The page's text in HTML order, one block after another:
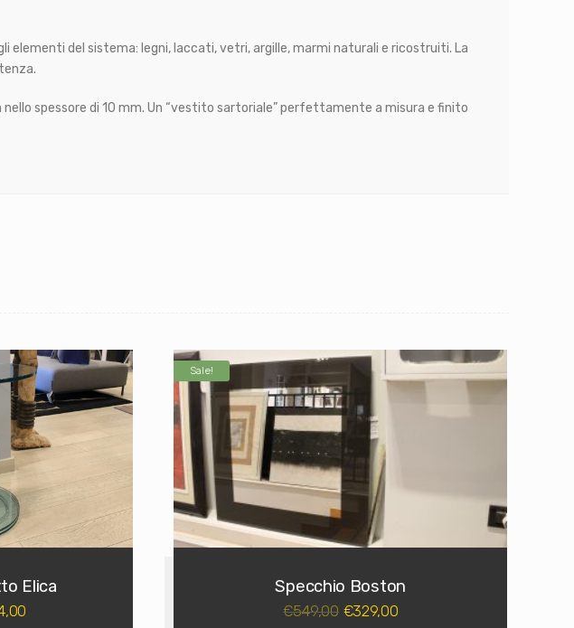
elementi del sistema: legni, laccati, vetri, argille, marmi naturali e ricostruiti. La
spessore di 10 mm. Un “vestito sartoriale” perfettamente a misura e finito
Elica
Sale!
Specchio Boston
€549,00 €329,00